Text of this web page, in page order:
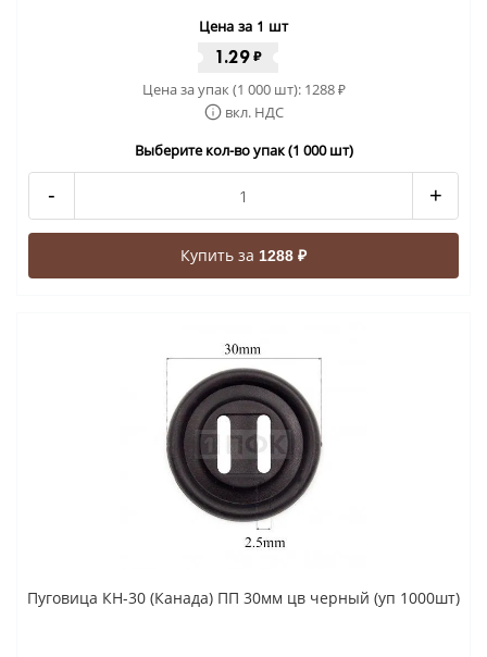
Цена за 1 шт
1.29₽
Цена за упак (1 000 шт): 1288₽
вкл. НДС
Выберите кол-во упак (1 000 шт)
- +
Купить за 1288 ₽
Пуговица КН-30 (Канада) ПП 30мм цв черный (уп 1000шт)